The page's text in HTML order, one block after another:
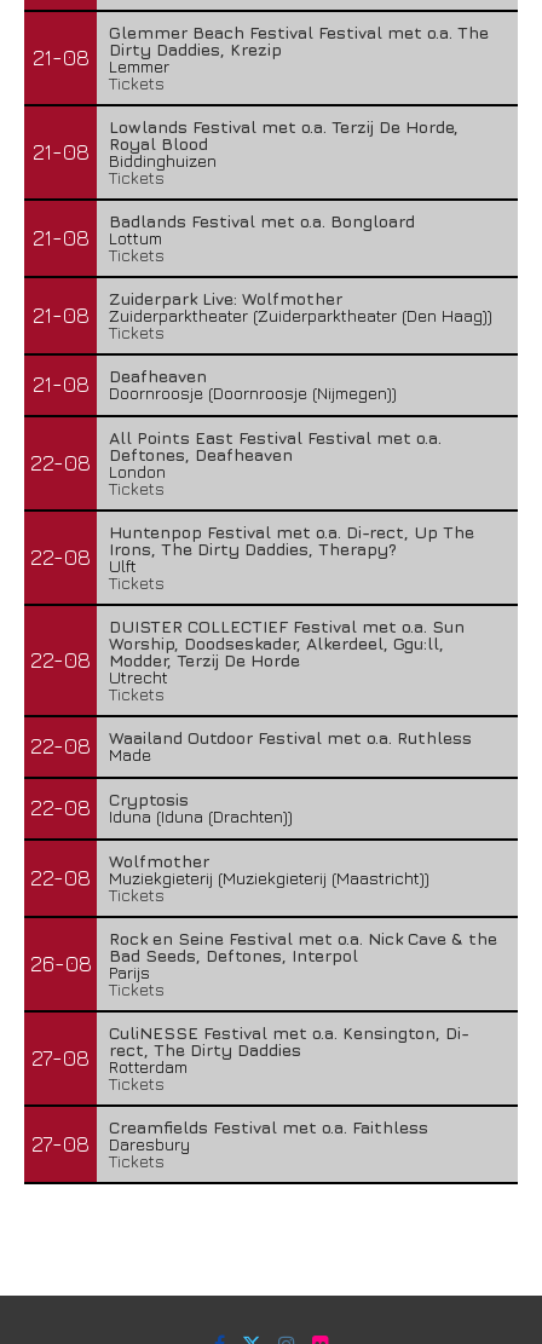
21-08
Glemmer Beach Festival Festival met o.a. The
Dirty Daddies, Krezip
Lemmer
Tickets
21-08
Lowlands Festival met o.a. Terzij De Horde,
Royal Blood
Biddinghuizen
Tickets
21-08
Badlands Festival met o.a. Bongloard
Lottum
Tickets
21-08
Zuiderpark Live: Wolfmother
Zuiderparktheater (Zuiderparktheater (Den Haag))
Tickets
21-08
Deafheaven
Doornroosje (Doornroosje (Nijmegen))
22-08
All Points East Festival Festival met o.a.
Deftones, Deafheaven
London
Tickets
22-08
Huntenpop Festival met o.a. Di-rect, Up The
Irons, The Dirty Daddies, Therapy?
Ulft
Tickets
22-08
DUISTER COLLECTIEF Festival met o.a. Sun
Worship, Doodseskader, Alkerdeel, Ggu:ll,
Modder, Terzij De Horde
Utrecht
Tickets
22-08
Waailand Outdoor Festival met o.a. Ruthless
Made
22-08
Cryptosis
Iduna (Iduna (Drachten))
22-08
Wolfmother
Muziekgieterij (Muziekgieterij (Maastricht))
Tickets
26-08
Rock en Seine Festival met o.a. Nick Cave & the
Bad Seeds, Deftones, Interpol
Parijs
Tickets
27-08
CuliNESSE Festival met o.a. Kensington, Di-
rect, The Dirty Daddies
Rotterdam
Tickets
27-08
Creamfields Festival met o.a. Faithless
Daresbury
Tickets